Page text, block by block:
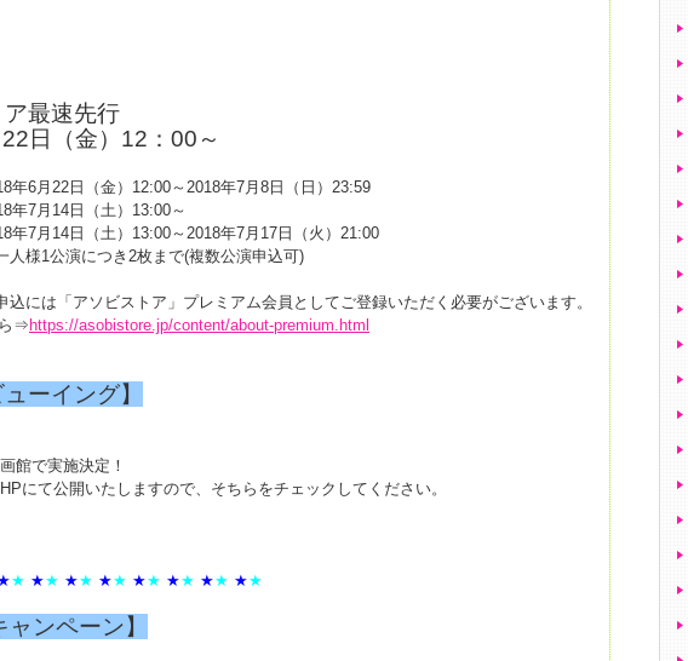
ア最速先行
22日（金）12：00～
年6月22日（金）12:00～2018年7月8日（日）23:59
年7月14日（土）13:00～
年7月14日（土）13:00～2018年7月17日（火）21:00
人様1公演につき2枚まで(複数公演申込可)
には「アソビストア」プレミアム会員としてご登録いただく必要がございます。
⇒https://asobistore.jp/content/about-premium.html
ーイング】
館で実施決定！
にて公開いたしますので、そちらをチェックしてください。
★ ★★ ★★ ★★ ★★ ★★ ★★ ★★
ャンペーン】